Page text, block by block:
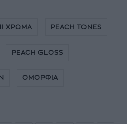
ΧΡΩΜΑ PEACH TONES
PEACH GLOSS
ΟΜΟΡΦΙΑ